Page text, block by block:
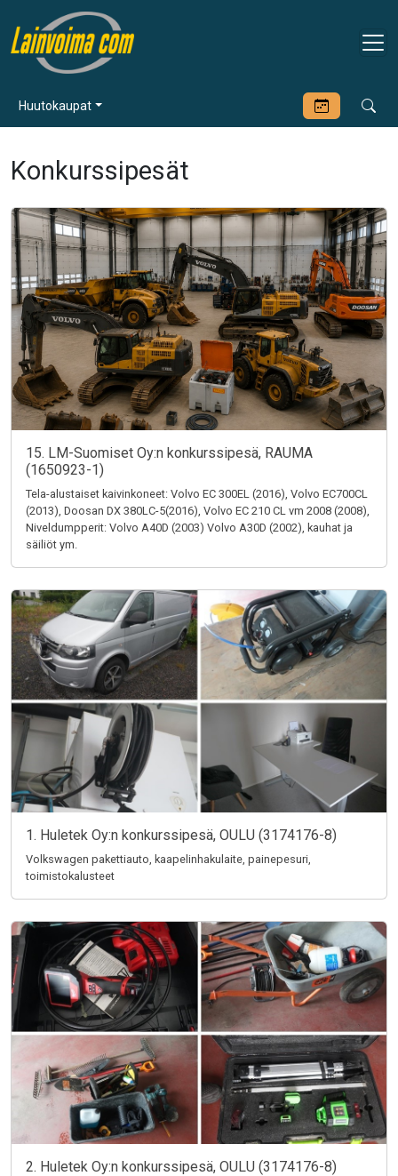
Huutokaupat
Konkurssipesät
15. LM-Suomiset Oy:n konkurssipesä, RAUMA
(1650923-1)
Tela-alustaiset kaivinkoneet: Volvo EC 300EL (2016), Volvo EC700CL
(2013), Doosan DX 380LC-5(2016), Volvo EC 210 CL vm 2008 (2008),
Niveldumpperit: Volvo A40D (2003) Volvo A30D (2002), kauhat ja
säiliöt ym.
1. Huletek Oy:n konkurssipesä, OULU (3174176-8)
Volkswagen pakettiauto, kaapelinhakulaite, painepesuri,
toimistokalusteet
2. Huletek Oy:n konkurssipesä, OULU (3174176-8)